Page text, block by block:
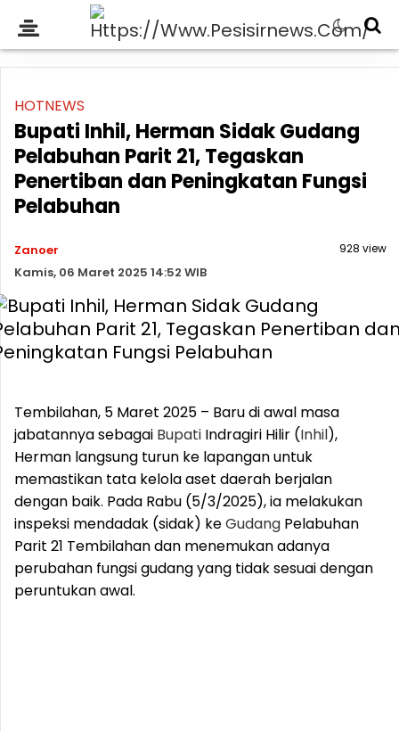
HOTNEWS
Bupati Inhil, Herman Sidak Gudang
Pelabuhan Parit 21, Tegaskan
Penertiban dan Peningkatan Fungsi
Pelabuhan
Zanoer
Kamis, 06 Maret 2025 14:52 WIB
928 view
Tembilahan, 5 Maret 2025 – Baru di awal masa
jabatannya sebagai Bupati Indragiri Hilir (Inhil),
Herman langsung turun ke lapangan untuk
memastikan tata kelola aset daerah berjalan
dengan baik. Pada Rabu (5/3/2025), ia melakukan
inspeksi mendadak (sidak) keGudang Pelabuhan
Parit 21 Tembilahan dan menemukan adanya
perubahan fungsi gudang yang tidak sesuai dengan
peruntukan awal.